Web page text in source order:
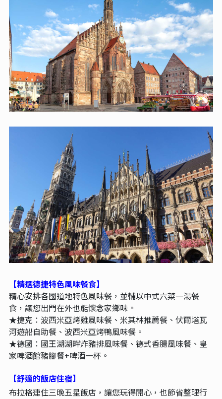
【精選德捷特色風味餐食】
精心安排各國道地特色風味餐，並輔以中式六菜一湯餐
食，讓您出門在外也能懷念家鄉味。
★捷克：波西米亞烤雞風味餐、米其林推薦餐、伏爾塔瓦
河遊船自助餐、波西米亞烤鴨風味餐。
★德國：國王湖湖畔炸豬排風味餐、德式香腸風味餐、皇
家啤酒館豬腳餐+啤酒一杯。
【舒適的飯店住宿】
布拉格連住三晚五星飯店，讓您玩得開心，也節省整理行